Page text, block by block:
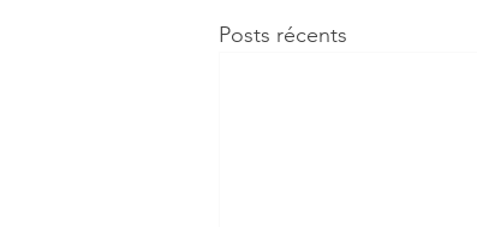
Posts récents